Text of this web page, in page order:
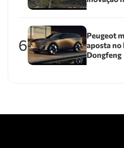
6
Peugeot
aposta no
Dongfeng